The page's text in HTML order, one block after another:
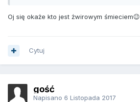
Oj się okaże kto jest żwirowym śmieciem😉
Cytuj
gość
Napisano 6 Listopada 2017